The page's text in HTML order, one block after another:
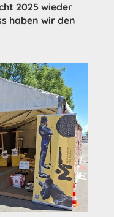
2025 wieder
haben wir den